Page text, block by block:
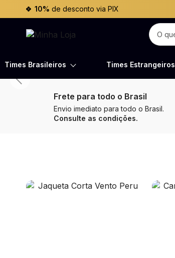
10% de desconto via PIX
Times Brasileiros Times Estrangeiros
Frete para todo o Brasil
Envio imediato para todo o Brasil.
Consulte as condições.